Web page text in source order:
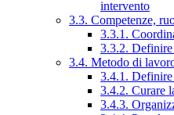
intervento
3.3. Competenze,
3.3.1.
3.3.2. Definire
3.4. Metodo di
3.4.1. Definire
3.4.2. Curare
3.4.3.